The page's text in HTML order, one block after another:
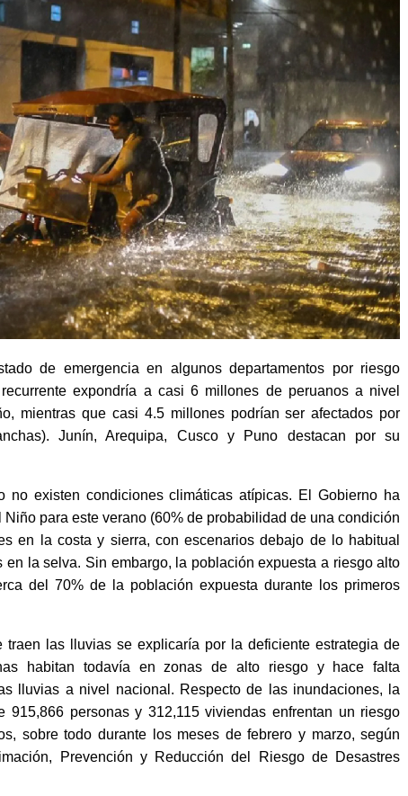
de emergencia en algunos departamentos por riesgo
expondría a casi 6 millones de peruanos a nivel
mientras que casi 4.5 millones podrían ser afectados por
Junín, Arequipa, Cusco y Puno destacan por su
no existen condiciones climáticas atípicas. El Gobierno ha
para este verano (60% de probabilidad de una condición
en la costa y sierra, con escenarios debajo de lo habitual
la selva. Sin embargo, la población expuesta a riesgo alto
del 70% de la población expuesta durante los primeros
las lluvias se explicaría por la deficiente estrategia de
habitan todavía en zonas de alto riesgo y hace falta
lluvias a nivel nacional. Respecto de las inundaciones, la
personas y 312,115 viviendas enfrentan un riesgo
sobre todo durante los meses de febrero y marzo, según
Prevención y Reducción del Riesgo de Desastres